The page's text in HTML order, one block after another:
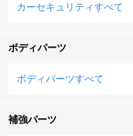
カーセキュリティすべて
ボディパーツ
ボディパーツすべて
補強パーツ